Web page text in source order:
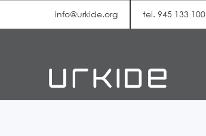
info@urkide.org tel. 945 133 100